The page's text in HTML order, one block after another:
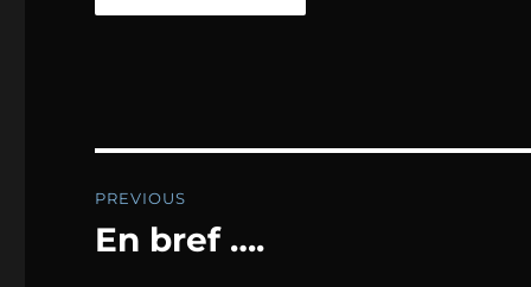
navigation
PREVIOUS
Previous
En bref ….